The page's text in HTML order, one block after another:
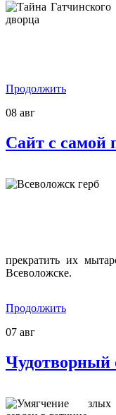
Продолжить
08 авг
Сайт с самой
прекратить их
Всеволожске.
Продолжить
07 авг
Чудотворный